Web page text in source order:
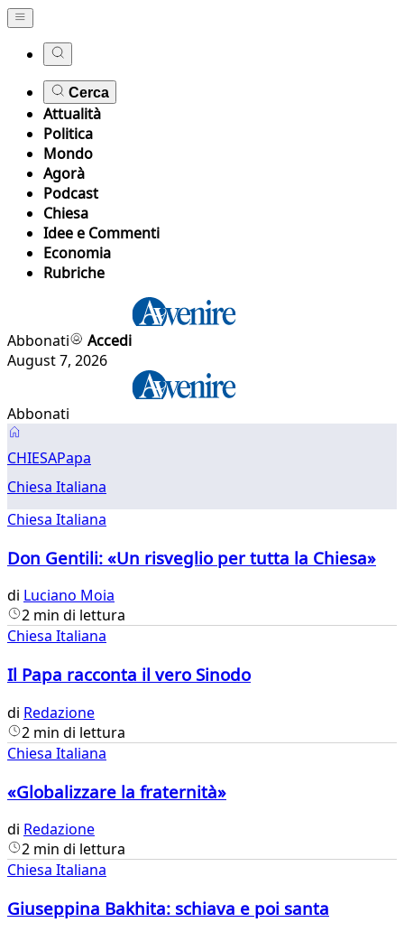
Cerca
Attualità
Politica
Mondo
Agorà
Podcast
Chiesa
Idee e Commenti
Economia
Rubriche
Abbonati
Accedi
August 7, 2026
Abbonati
Chiesa
CHIESAPapa
Chiesa Italiana
Chiesa Italiana
Don Gentili: «Un risveglio per tutta la Chiesa»
di Luciano Moia
2 min di lettura
Chiesa Italiana
Il Papa racconta il vero Sinodo
di Redazione
2 min di lettura
Chiesa Italiana
«Globalizzare la fraternità»
di Redazione
2 min di lettura
Chiesa Italiana
Giuseppina Bakhita: schiava e poi santa